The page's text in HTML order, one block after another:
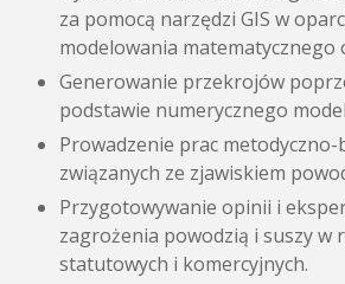
za pomocą narzędzi GIS w
modelowania matematycznego
Generowanie przekrojów
podstawie numerycznego
Prowadzenie prac metodyczno-
związanych ze zjawiskiem
Przygotowywanie opinii i
zagrożenia powodzią i suszy w
statutowych i komercyjnych.